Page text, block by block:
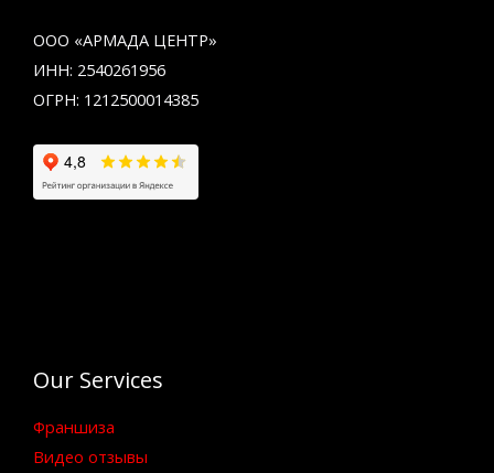
ООО «АРМАДА ЦЕНТР»
ИНН: 2540261956
ОГРН: 1212500014385
Our Services
Франшиза
Видео отзывы